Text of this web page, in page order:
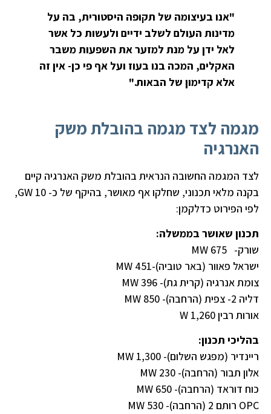
"אנו בעיצומה של תקופה היסטורית, בה על
מדינות העולם לשלב ידיים ולעשות כל אשר
לאל ידן על מנת למזער את השפעות משבר
האקלים, המכה בנו בעוז ועל אף פי כן- אין זה
אלא קדימון של הבאות."
מגמה לצד מגמה בהובלת משק
האנרגיה
לצד המגמה החשובה הנראית בהובלת משק האנרגיה קיים
בקנה מלאי תכנוני, שחלקו אף מאושר, בהיקף של כ- 10 GW,
לפי הפירוט כדלקמן:
תכנון שאושר בממשלה:
שורק- 675 MW
ישראל פאוור (באר טוביה)-MW 451
צומת אנרגיה (קרית גת)- MW 396
דליה 2- צפית (הרחבה)- MW 850
אורות רבין W 1,260
בהליכי תכנון:
ריינדיר (מפגש השלום)- MW 1,300
אלון תבור (הרחבה)- MW 230
כוח דוראד (הרחבה)- MW 650
OPC רותם 2 (הרחבה)- MW 530